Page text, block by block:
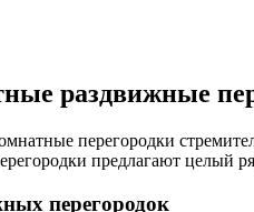
раздвижные
перегородки
предлагают целый
перегородок